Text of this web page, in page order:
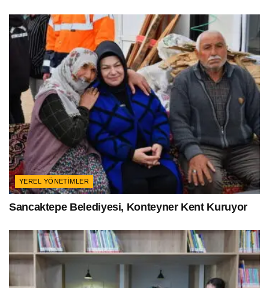
YEREL YÖNETIMLER
Sancaktepe Belediyesi, Konteyner Kent Kuruyor